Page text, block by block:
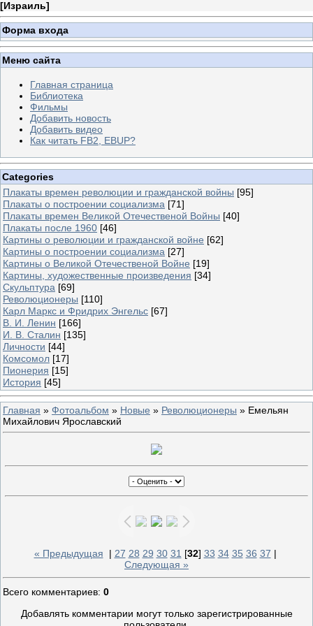
[Израиль]
Форма входа
Меню сайта
Главная страница
Библиотека
Фильмы
Добавить новость
Добавить видео
Как читать FB2, EBUP?
Categories
Плакаты времен революции и гражданской войны [95]
Плакаты о построении социализма [71]
Плакаты времен Великой Отечественой Войны [40]
Плакаты после 1960 [46]
Картины о революции и гражданской войне [62]
Картины о построении социализма [27]
Картины о Великой Отечественой Войне [19]
Картины, художественные произведения [34]
Скульптура [69]
Революционеры [110]
Карл Маркс и Фридрих Энгельс [67]
В. И. Ленин [166]
И. В. Сталин [135]
Личности [44]
Комсомол [17]
Пионерия [15]
История [45]
Главная » Фотоальбом » Новые » Революционеры » Емельян
Михайлович Ярославский
« Предыдущая | 27 28 29 30 31 [32] 33 34 35 36 37 |
Следующая »
Всего комментариев: 0
Добавлять комментарии могут только зарегистрированные